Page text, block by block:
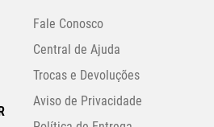
Fale Conosco
Central de Ajuda
Trocas e Devoluções
Aviso de Privacidade